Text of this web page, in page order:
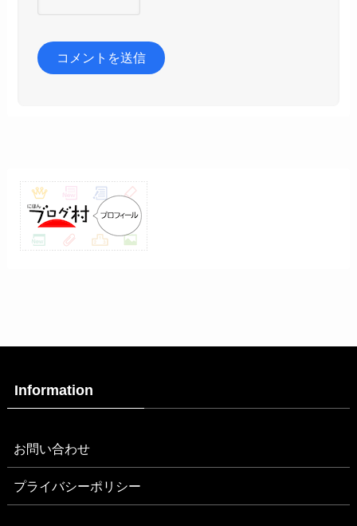
Information
お問い合わせ
プライバシーポリシー